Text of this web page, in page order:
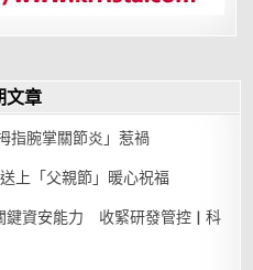
文章
指腕掌關節炎」惹禍
上「父親節」暖心祝福
資安能力 收緊研發管控 | 科